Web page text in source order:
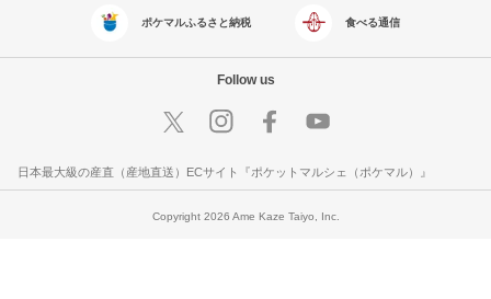
ポケマルふるさと納税 食べる通信
Follow us
日本最大級の産直（産地直送）ECサイト『ポケットマルシェ（ポケマル）』
Copyright 2026 Ame Kaze Taiyo, Inc.